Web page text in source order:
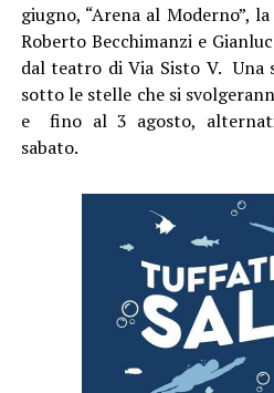
giugno, “Arena al Moderno”,
Roberto Becchimanzi e
dal teatro di Via Sisto V. Una
sotto le stelle che si
e fino al 3 agosto,
sabato.